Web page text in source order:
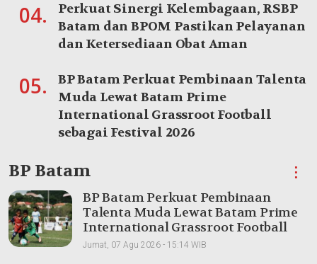
04.
Perkuat Sinergi Kelembagaan, RSBP
Batam dan BPOM Pastikan Pelayanan
dan Ketersediaan Obat Aman
05.
BP Batam Perkuat Pembinaan Talenta
Muda Lewat Batam Prime
International Grassroot Football
sebagai Festival 2026
BP Batam ⋮
BP Batam Perkuat Pembinaan
Talenta Muda Lewat Batam Prime
International Grassroot Football
sebagai Festival 2026
Jumat, 07 Agu 2026 - 15:14 WIB